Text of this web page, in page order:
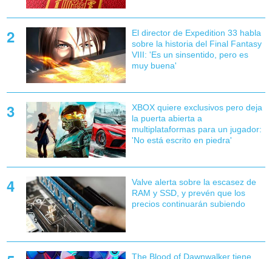
El director de Expedition 33 habla
sobre la historia del Final Fantasy
VIII: 'Es un sinsentido, pero es
muy buena'
XBOX quiere exclusivos pero deja
la puerta abierta a
multiplataformas para un jugador:
'No está escrito en piedra'
Valve alerta sobre la escasez de
RAM y SSD, y prevén que los
precios continuarán subiendo
The Blood of Dawnwalker tiene